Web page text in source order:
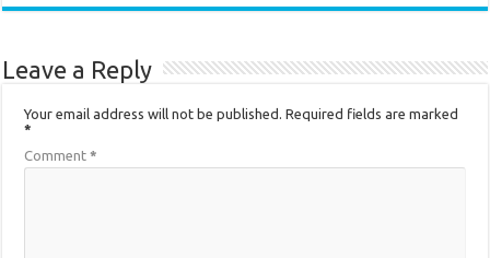
Leave a Reply
Your email address will not be published. Required fields are marked
*
Comment*